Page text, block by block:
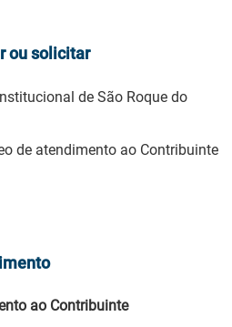
ou solicitar
de São Roque do
de atendimento ao Contribuinte
ao Contribuinte